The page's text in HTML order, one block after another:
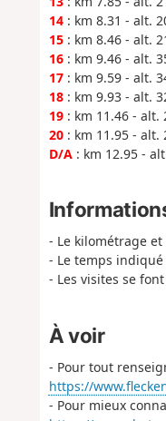
14: km 8.31 - alt.
15: km 8.46 - alt.
16: km 9.46 - alt.
17: km 9.59 - alt.
18: km 9.93 - alt.
19: km 11.46 - alt.
20: km 11.95 - alt.
D/A: km 12.95 -
- Le kilométrage
- Le temps
- Les visites se
À voir
- Pour tout
https://
- Pour mieux